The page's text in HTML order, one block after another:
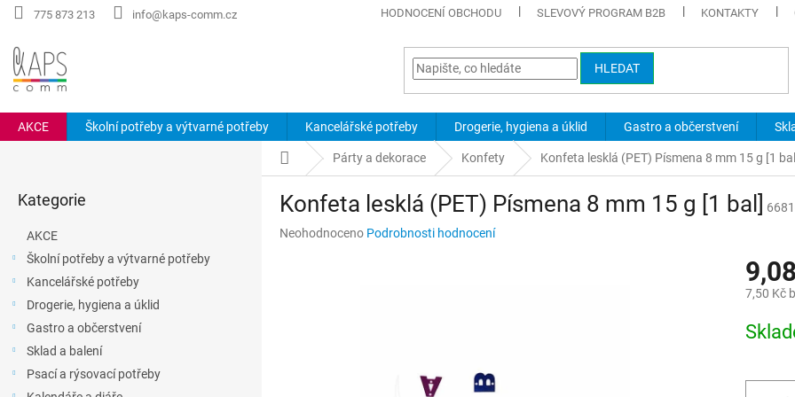
Přejít
775 873 213 info@kaps-comm.cz HODNOCENÍ OBCHODU SLEVOVÝ PROGRAM B2B KONTAKTY
HLEDAT
AKCE Školní potřeby a výtvarné potřeby Kancelářské potřeby Drogerie, hygiena a úklid Gastro a občerstvení
kategorie
Kategorie
AKCE
Školní potřeby a výtvarné potřeby
Kancelářské potřeby
Drogerie, hygiena a úklid
Gastro a občerstvení
Sklad a balení
Psací a rýsovací potřeby
Domů Párty a dekorace Konfety Konfeta lesklá (PET) Písmena 8 mm 15 g [1
Konfeta lesklá (PET) Písmena 8 mm 15 g [1 bal]
Průměrné
Neohodnoceno Podrobnosti hodnocení
7,50 Kč
cena: